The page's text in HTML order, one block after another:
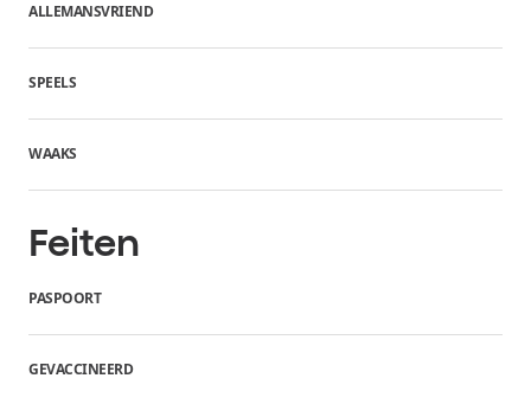
ALLEMANSVRIEND
SPEELS
WAAKS
Feiten
PASPOORT
GEVACCINEERD